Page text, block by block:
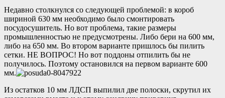
Недавно столкнулся со следующей проблемой: в короб
шириной 630 мм необходимо было смонтировать
посудосушитель. Но вот проблема, такие размеры
промышленностью не предусмотрены. Либо бери на 600 мм,
либо на 650 мм. Во втором варианте пришлось бы пилить
сетки. НЕ ВОПРОС! Но вот поддоны отпилить бы не
получилось. Поэтому остановился на первом варианте 600
мм.
Из остатков 10 мм ЛДСП выпилил две полоски, скрутил их